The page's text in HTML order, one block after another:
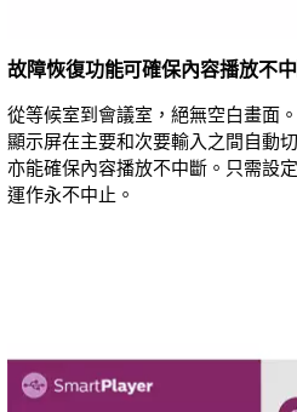
故障恢復功能可確保內容播放不
從等候室到會議室，絕無空白畫面
顯示屏在主要和次要輸入之間自動
亦能確保內容播放不中斷。只需設
運作永不中止。